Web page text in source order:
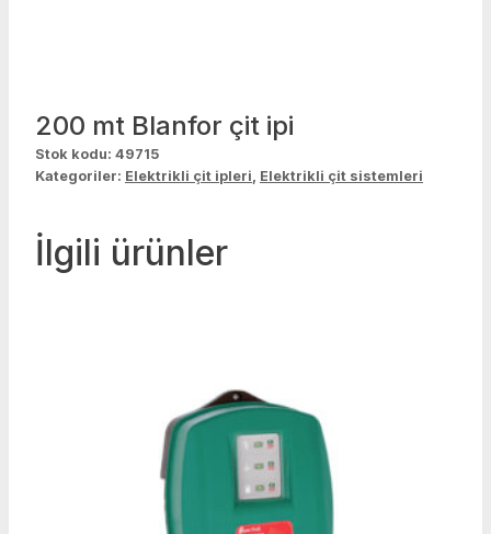
200 mt Blanfor çit ipi
Stok kodu: 49715
Kategoriler: Elektrikli çit ipleri, Elektrikli çit sistemleri
İlgili ürünler